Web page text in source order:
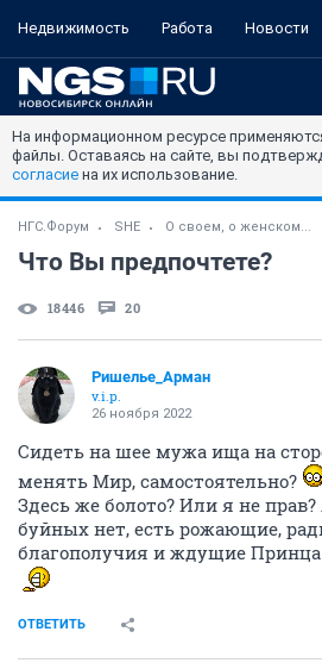
Недвижимость Работа Новости
На информационном ресурсе
файлы. Оставаясь на сайте, вы
согласие на их использование.
НГС.Форум SHE О своем, о женском...
Что Вы предпочтете?
18446 20
Ришелье_Арман
v.i.p.
26 ноября 2022
Сидеть на шее мужа ища на
менять Мир, самостоятельно?
Здесь же болото? Или я не
буйных нет, есть рожающие,
благополучия и ждущие Принца
ОТВЕТИТЬ